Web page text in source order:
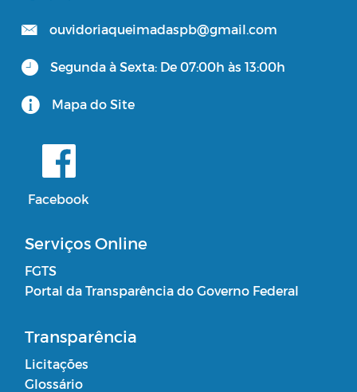
ouvidoriaqueimadaspb@gmail.com
Segunda à Sexta: De 07:00h às 13:00h
Mapa do Site
Facebook
Serviços Online
FGTS
Portal da Transparência do Governo Federal
Transparência
Licitações
Glossário